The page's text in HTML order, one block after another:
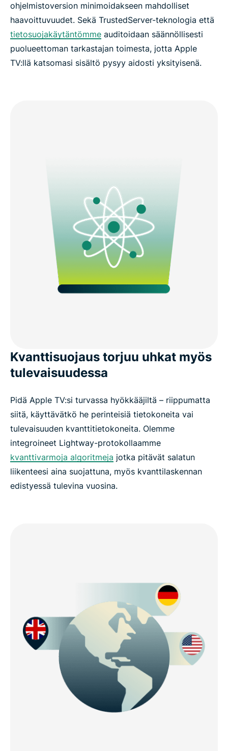
ohjelmistoversion minimoidakseen mahdolliset
haavoittuvuudet. Sekä TrustedServer-teknologia että
tietosuojakäytäntömme auditoidaan säännöllisesti
puolueettoman tarkastajan toimesta, jotta Apple
TV:llä katsomasi sisältö pysyy aidosti yksityisenä.
Kvanttisuojaus torjuu uhkat myös
tulevaisuudessa
Pidä Apple TV:si turvassa hyökkääjiltä – riippumatta
siitä, käyttävätkö he perinteisiä tietokoneita vai
tulevaisuuden kvanttitietokoneita. Olemme
integroineet Lightway-protokollaamme
kvanttivarmoja algoritmeja jotka pitävät salatun
liikenteesi aina suojattuna, myös kvanttilaskennan
edistyessä tulevina vuosina.